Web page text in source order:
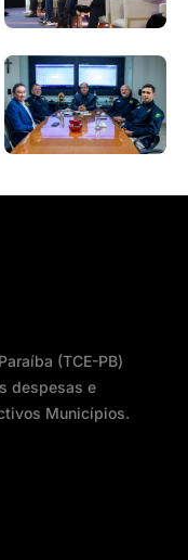
(TCE-PB)
despesas e
Municípios.